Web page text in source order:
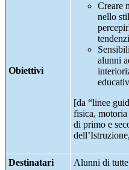
Obiettivi
Creare
nello
alunni
[da “linee
fisica, motoria
di primo e
Destinatari
Alunni di